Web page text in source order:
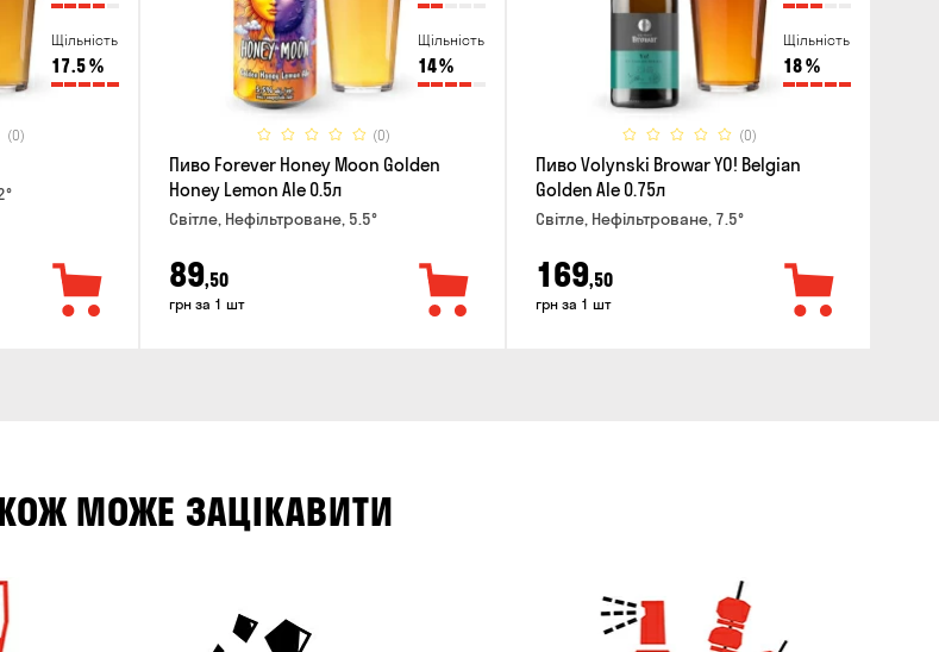
Щільність
17.5%
(0)
Щільність
14%
(0)
Пиво Forever Honey Moon Golden
Honey Lemon Ale 0.5л
Світле, Нефільтроване, 5.5°
89,50
грн за 1 шт
Щільність
18%
(0)
Пиво Volynski Browar YO! Belgian
Golden Ale 0.75л
Світле, Нефільтроване, 7.5°
169,50
грн за 1 шт
МОЖЕ ЗАЦІКАВИТИ